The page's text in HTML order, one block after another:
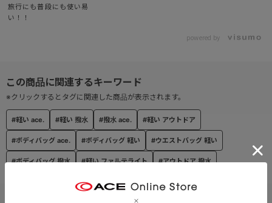
#軽い ace. #軽い 撥水 #撥水 ace. #軽い アウトドア
#ボディバッグ ace. #ボディバッグ 軽い #ウエストバッグ 軽い
#ボディバッグ 撥水 #軽い ファルテライト #アウトドア 撥水
※クリックするとタグに関連した商品が表示されます。
旅行にも普段にも使い易
い！！
powered by